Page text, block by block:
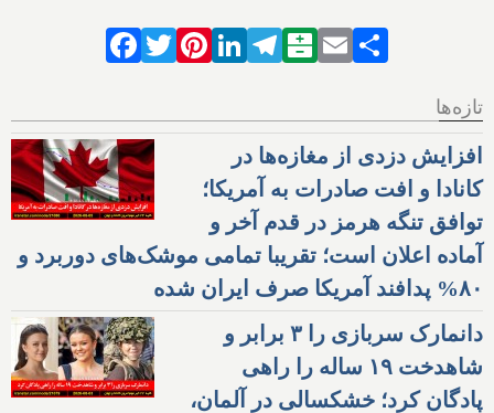
Facebook
TwitterPinterestLinkedIn
Telegram
Balatarin
Email
تازه‌ها
افزایش دزدی از مغازه‌ها در
کانادا و افت صادرات به آمریکا؛
توافق تنگه هرمز در قدم آخر و
آماده اعلان است؛ تقریبا تمامی موشک‌های دوربرد و
۸۰% پدافند آمریکا صرف ایران شده
دانمارک سربازی را ۳ برابر و
شاهدخت ۱۹ ساله را راهی
پادگان کرد؛ خشکسالی در آلمان،